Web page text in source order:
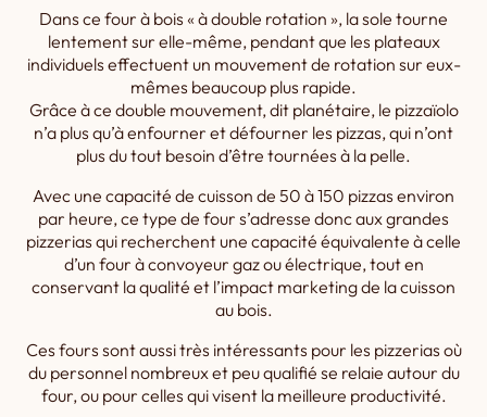
Dans ce four à bois « à double rotation », la sole tourne
lentement sur elle-même, pendant que les plateaux
individuels effectuent un mouvement de rotation sur eux-
mêmes beaucoup plus rapide.
Grâce à ce double mouvement, dit planétaire, le pizzaïolo
n’a plus qu’à enfourner et défourner les pizzas, qui n’ont
plus du tout besoin d’être tournées à la pelle.
Avec une capacité de cuisson de 50 à 150 pizzas environ
par heure, ce type de four s’adresse donc aux grandes
pizzerias qui recherchent une capacité équivalente à celle
d’un four à convoyeur gaz ou électrique, tout en
conservant la qualité et l’impact marketing de la cuisson
au bois.
Ces fours sont aussi très intéressants pour les pizzerias où
du personnel nombreux et peu qualifié se relaie autour du
four, ou pour celles qui visent la meilleure productivité.